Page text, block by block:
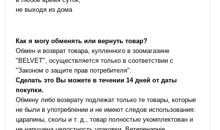
не выходя из дома
Как я могу обменять или вернуть товар?
Обмен и возврат товара, купленного в зоомагазине
"BELVET", осуществляется только в соответствии с
"Законом о защите прав потребителя".
Сделать это Вы можете в течении 14 дней от даты
покупки.
Обмену либо возврату подлежат только те товары, которые
не были в употреблении и не имеют следов использования:
царапины, сколы и т. д., товар полностью укомплектован и